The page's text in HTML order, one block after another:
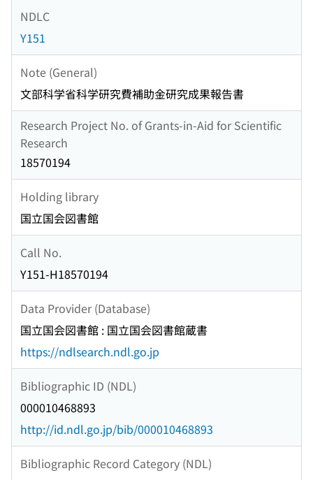
NDLC
Y151
Note (General)
文部科学省科学研究費補助金研究成果報告書
Research Project No. of Grants-in-Aid for Scientific
Research
18570194
Holding library
国立国会図書館
Call No.
Y151-H18570194
Data Provider (Database)
国立国会図書館 : 国立国会図書館蔵書
https://ndlsearch.ndl.go.jp
Bibliographic ID (NDL)
000010468893
http://id.ndl.go.jp/bib/000010468893
Bibliographic Record Category (NDL)